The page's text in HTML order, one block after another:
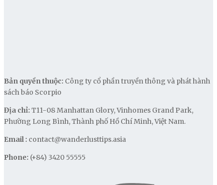
Bản quyền thuộc: Công ty cổ phần truyền thông và phát hành
sách báo Scorpio
Địa chỉ: T11-08 Manhattan Glory, Vinhomes Grand Park,
Phường Long Bình, Thành phố Hồ Chí Minh, Việt Nam.
Email : contact@wanderlusttips.asia
Phone: (+84) 3420 55555